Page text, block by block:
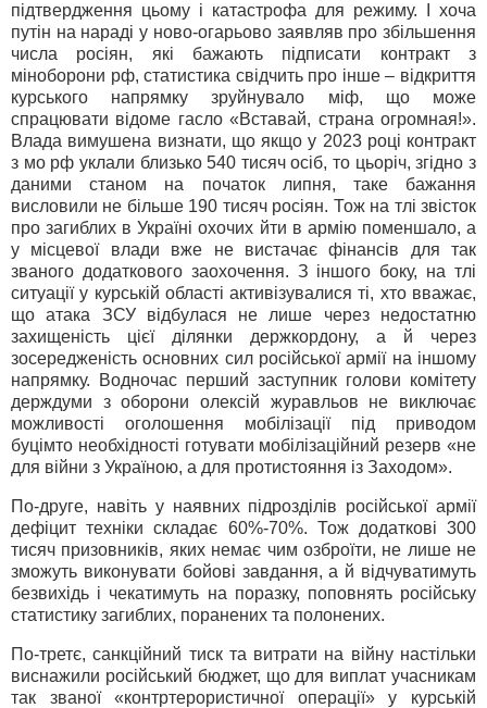
підтвердження цьому і катастрофа для режиму. І хоча
путін на нараді у ново-огарьово заявляв про збільшення
числа росіян, які бажають підписати контракт з
міноборони рф, статистика свідчить про інше – відкриття
курського напрямку зруйнувало міф, що може
спрацювати відоме гасло «Вставай, страна огромная!».
Влада вимушена визнати, що якщо у 2023 році контракт
з мо рф уклали близько 540 тисяч осіб, то цьоріч, згідно з
даними станом на початок липня, таке бажання
висловили не більше 190 тисяч росіян. Тож на тлі звісток
про загиблих в Україні охочих йти в армію поменшало, а
у місцевої влади вже не вистачає фінансів для так
званого додаткового заохочення. З іншого боку, на тлі
ситуації у курській області активізувалися ті, хто вважає,
що атака ЗСУ відбулася не лише через недостатню
захищеність цієї ділянки держкордону, а й через
зосередженість основних сил російської армії на іншому
напрямку. Водночас перший заступник голови комітету
держдуми з оборони олексій журавльов не виключає
можливості оголошення мобілізації під приводом
буцімто необхідності готувати мобілізаційний резерв «не
для війни з Україною, а для протистояння із Заходом».
По-друге, навіть у наявних підрозділів російської армії
дефіцит техніки складає 60%-70%. Тож додаткові 300
тисяч призовників, яких немає чим озброїти, не лише не
зможуть виконувати бойові завдання, а й відчуватимуть
безвихідь і чекатимуть на поразку, поповнять російську
статистику загиблих, поранених та полонених.
По-третє, санкційний тиск та витрати на війну настільки
виснажили російський бюджет, що для виплат учасникам
так званої «контртерористичної операції» у курській